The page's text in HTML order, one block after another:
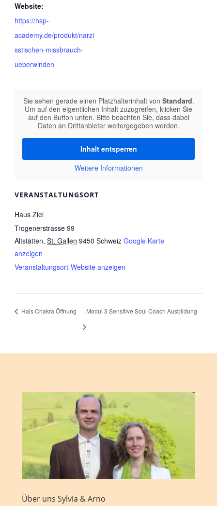
Website:
https://hsp-
academy.de/produkt/narzi
sstischen-missbrauch-
ueberwinden
VERANSTALTUNGSORT
Haus Ziel
Trogenerstrasse 99
Altstätten, St. Gallen 9450 Schweiz Google Karte
anzeigen
Veranstaltungsort-Website anzeigen
Sie sehen gerade einen Platzhalterinhalt von Standard.
Um auf den eigentlichen Inhalt zuzugreifen, klicken Sie
auf den Button unten. Bitte beachten Sie, dass dabei
Daten an Drittanbieter weitergegeben werden.
Inhalt entsperren
Weitere Informationen
Hals Chakra Öffnung Modul 3 Sensitive Soul Coach Ausbildung
Über uns Sylvia & Arno